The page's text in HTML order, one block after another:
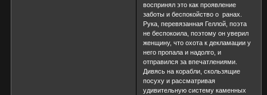
воспринял это как проявление
заботы и беспокойство о ранах.
Рука, перевязанная Геллой, поэта
не беспокоила, поэтому он уверил
женщину, что охота к декламации у
него пропала и надолго, и
отправился за впечатлениями.
Дивясь на корабли, скользящие
посуху и рассматривая
удивительную систему каменных